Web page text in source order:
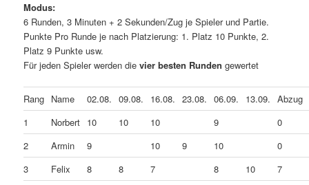
Modus:
6 Runden, 3 Minuten + 2 Sekunden/Zug je Spieler und Partie.
Punkte Pro Runde je nach Platzierung: 1. Platz 10 Punkte, 2.
Platz 9 Punkte usw.
Für jeden Spieler werden dievier besten Runden gewertet
Rang Name 02.08. 09.08. 16.08. 23.08. 06.09. 13.09. Abzug
1
Norbert 10 10 10 9
0
2
Armin 9 10 9 10
0
3
Felix 8 8 7 8 10
7